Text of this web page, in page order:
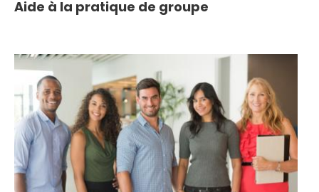
Titre
Aide à la pratique de groupe